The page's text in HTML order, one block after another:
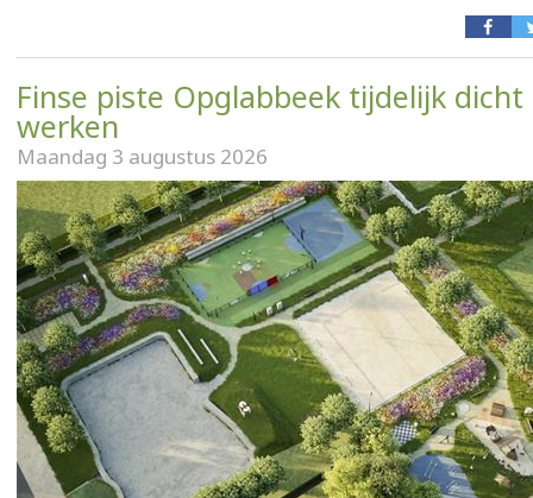
Finse piste Opglabbeek tijdelijk
werken
Maandag 3 augustus 2026